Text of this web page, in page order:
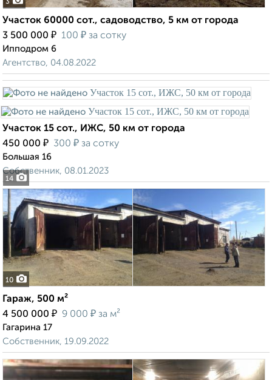
3
Участок 60000 сот., садоводство, 5 км от города
3 500 000 ₽ 100 ₽ за сотку
Ипподром 6
Агентство, 04.08.2022
14
Участок 15 сот., ИЖС, 50 км от города
450 000 ₽ 300 ₽ за сотку
Большая 16
Собственник, 08.01.2023
10
Гараж, 500 м²
4 500 000 ₽ 9 000 ₽ за м²
Гагарина 17
Собственник, 19.09.2022